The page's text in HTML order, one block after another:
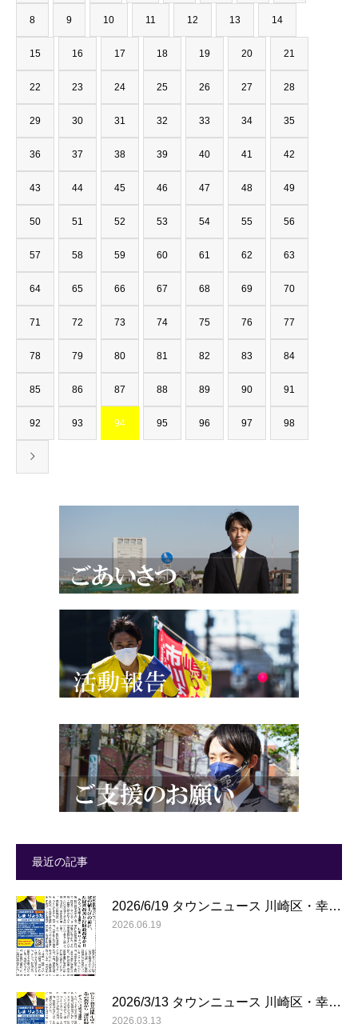
8 9 10 11 12 13 14
15 16 17 18 19 20 21
22 23 24 25 26 27 28
29 30 31 32 33 34 35
36 37 38 39 40 41 42
43 44 45 46 47 48 49
50 51 52 53 54 55 56
57 58 59 60 61 62 63
64 65 66 67 68 69 70
71 72 73 74 75 76 77
78 79 80 81 82 83 84
85 86 87 88 89 90 91
92 93 94 95 96 97 98
最近の記事
2026/6/19 タウンニュース 川崎区・幸…
2026.06.19
2026/3/13 タウンニュース 川崎区・幸…
2026.03.13